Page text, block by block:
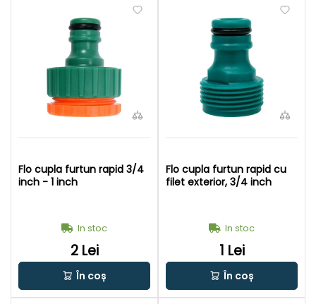
Flo cupla furtun rapid 3/4
inch - 1 inch
In stoc
2 Lei
În coș
Flo cupla furtun rapid cu
filet exterior, 3/4 inch
In stoc
1 Lei
În coș